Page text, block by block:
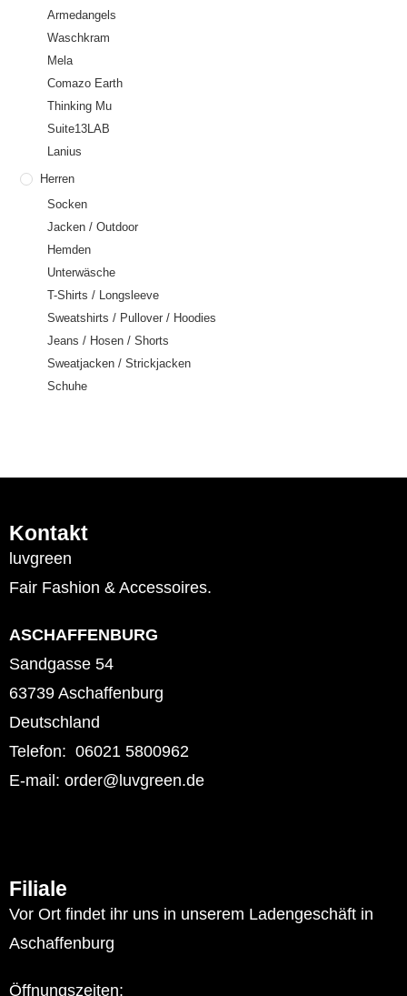
Armedangels
Waschkram
Mela
Comazo Earth
Thinking Mu
Suite13LAB
Lanius
Herren
Socken
Jacken / Outdoor
Hemden
Unterwäsche
T-Shirts / Longsleeve
Sweatshirts / Pullover / Hoodies
Jeans / Hosen / Shorts
Sweatjacken / Strickjacken
Schuhe
Kontakt
luvgreen
Fair Fashion & Accessoires.
ASCHAFFENBURG
Sandgasse 54
63739 Aschaffenburg
Deutschland
Telefon: 06021 5800962
E-mail: order@luvgreen.de
Filiale
Vor Ort findet ihr uns in unserem Ladengeschäft in
Aschaffenburg
Öffnungszeiten: